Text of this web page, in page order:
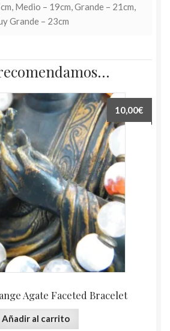
Medio – 19cm, Grande – 21cm,
Grande – 23cm
Agate Faceted Bracelet
10,00€
Añadir al carrito